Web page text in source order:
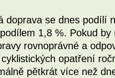
doprava se dnes podílí
1,8 %. Pokud
rovnoprávné a
opatření
pětkrát více než